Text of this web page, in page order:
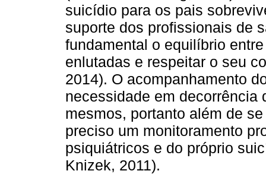
suicídio para os pais
suporte dos profissionais de
fundamental o equilíbrio
enlutadas e respeitar o seu
2014). O acompanhamento
necessidade em
mesmos, portanto além de
preciso um monitoramento
psiquiátricos e do próprio
Knizek, 2011).